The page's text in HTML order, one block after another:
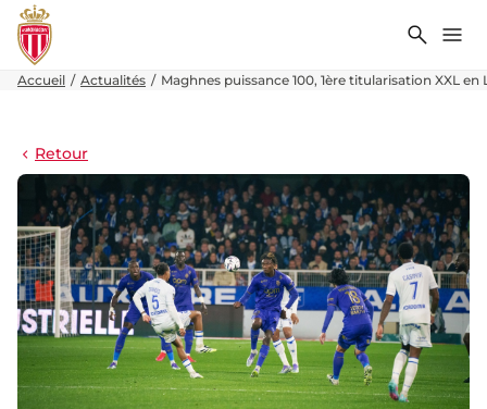
Accueil Actualités Maghnes puissance 100, 1ère titularisation XXL en
Retour